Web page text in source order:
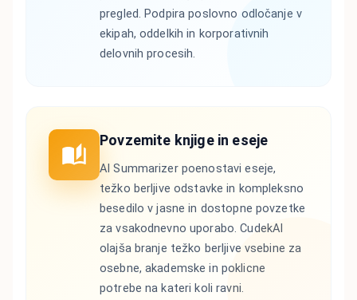
pregled. Podpira poslovno odločanje v
ekipah, oddelkih in korporativnih
delovnih procesih.
Povzemite knjige in eseje
AI Summarizer poenostavi eseje,
težko berljive odstavke in kompleksno
besedilo v jasne in dostopne povzetke
za vsakodnevno uporabo. CudekAI
olajša branje težko berljive vsebine za
osebne, akademske in poklicne
potrebe na kateri koli ravni.